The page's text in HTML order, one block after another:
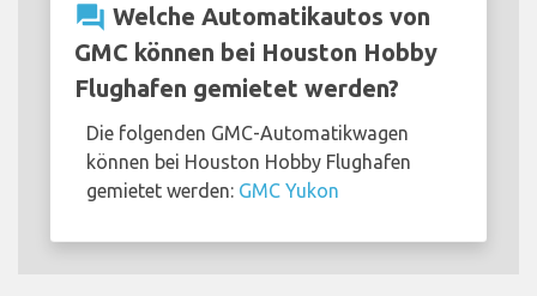
question_answer Welche Automatikautos von
GMC können bei Houston Hobby
Flughafen gemietet werden?
Die folgenden GMC-Automatikwagen
können bei Houston Hobby Flughafen
gemietet werden: GMC Yukon